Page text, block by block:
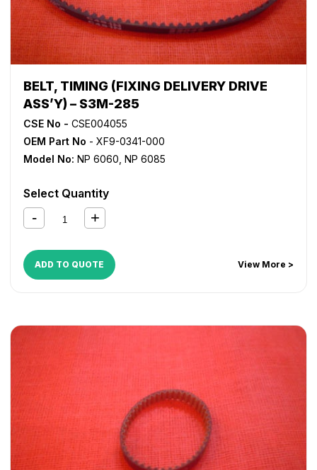
BELT, TIMING (FIXING DELIVERY DRIVE
ASS’Y) – S3M-285
CSE No - CSE004055
OEM Part No - XF9-0341-000
Model No: NP 6060 NP 6085
Select Quantity
ADD TO QUOTE View More >